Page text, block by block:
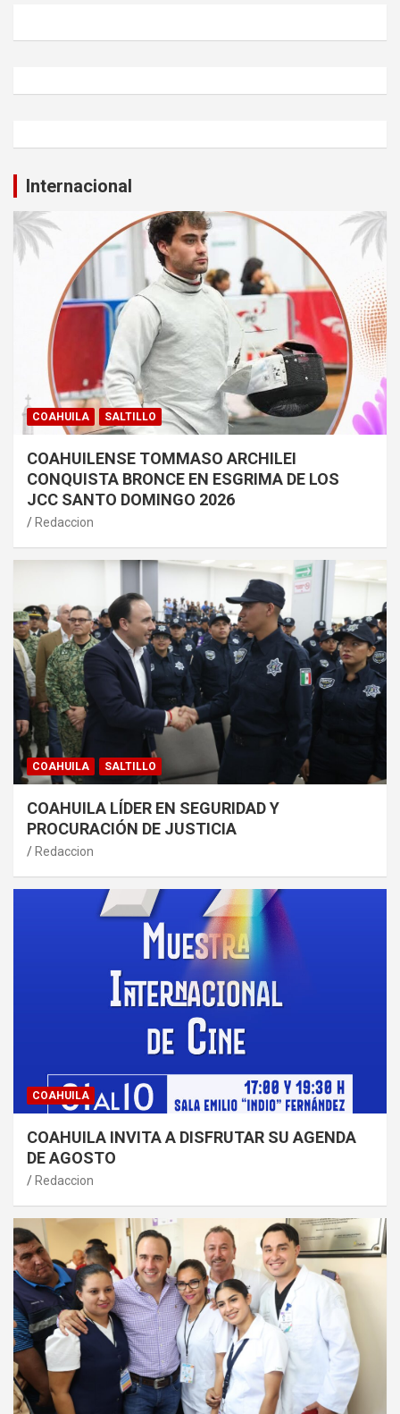
Internacional
COAHUILA SALTILLO
COAHUILENSE TOMMASO ARCHILEI
CONQUISTA BRONCE EN ESGRIMA DE LOS
JCC SANTO DOMINGO 2026
Redaccion
COAHUILA SALTILLO
COAHUILA LÍDER EN SEGURIDAD Y
PROCURACIÓN DE JUSTICIA
Redaccion
COAHUILA
COAHUILA INVITA A DISFRUTAR SU AGENDA
DE AGOSTO
Redaccion